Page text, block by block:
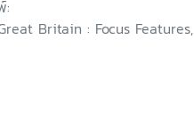
:
Britain : Focus Features,